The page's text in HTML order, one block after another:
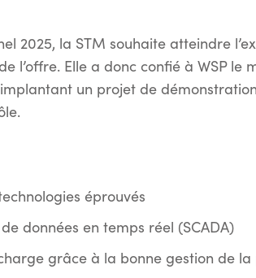
2025, la STM souhaite atteindre
l’offre. Elle a donc confié à WSP le
un projet de
éprouvés
données en temps réel (SCADA)
grâce à la bonne gestion de